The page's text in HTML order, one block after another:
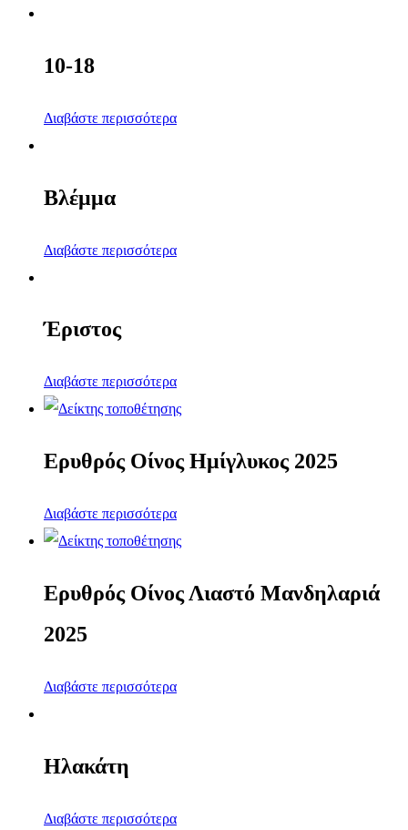
10-18
Διαβάστε περισσότερα
Βλέμμα
Διαβάστε περισσότερα
Έριστος
Διαβάστε περισσότερα
Ερυθρός Οίνος Ημίγλυκος 2025
Διαβάστε περισσότερα
Ερυθρός Οίνος Λιαστό Μανδηλαριά
2025
Διαβάστε περισσότερα
Ηλακάτη
Διαβάστε περισσότερα